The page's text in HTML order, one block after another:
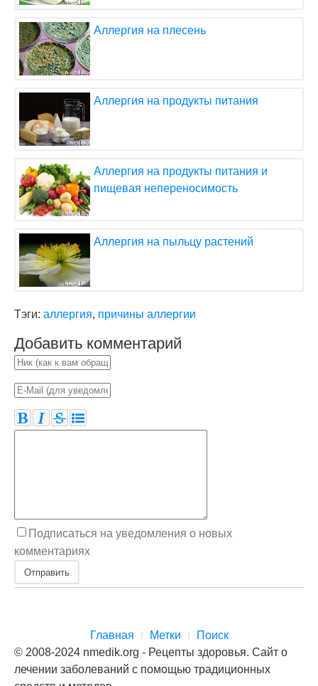
Аллергия на плесень
Аллергия на продукты питания
Аллергия на продукты питания и
пищевая непереносимость
Аллергия на пыльцу растений
Тэги: аллергия, причины аллергии
Добавить комментарий
Подписаться на уведомления о новых
комментариях
Отправить
Главная Метки
Поиск
© 2008-2024 nmedik.org - Рецепты здоровья. Сайт о
лечении заболеваний с помощью традиционных